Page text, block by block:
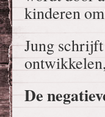
kinderen
Jung
De